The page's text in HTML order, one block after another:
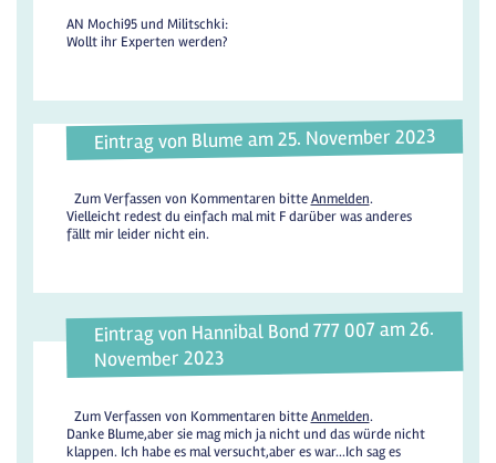
AN Mochi95 und Militschki:
Wollt ihr Experten werden?
Eintrag von Blume am 25. November 2023
Zum Verfassen von Kommentaren bitteAnmelden.
Vielleicht redest du einfach mal mit F darüber was anderes
fällt mir leider nicht ein.
Eintrag von Hannibal Bond 777 007 am 26.
November 2023
Zum Verfassen von Kommentaren bitteAnmelden.
Danke Blume,aber sie mag mich ja nicht und das würde nicht
klappen. Ich habe es mal versucht,aber es war...Ich sag es